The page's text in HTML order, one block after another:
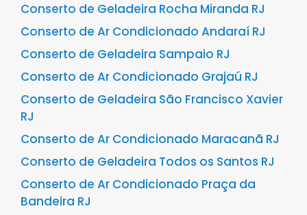
Conserto de Geladeira Rocha Miranda RJ
Conserto de Ar Condicionado Andaraí RJ
Conserto de Geladeira Sampaio RJ
Conserto de Ar Condicionado Grajaú RJ
Conserto de Geladeira São Francisco Xavier
RJ
Conserto de Ar Condicionado Maracanã RJ
Conserto de Geladeira Todos os Santos RJ
Conserto de Ar Condicionado Praça da
Bandeira RJ